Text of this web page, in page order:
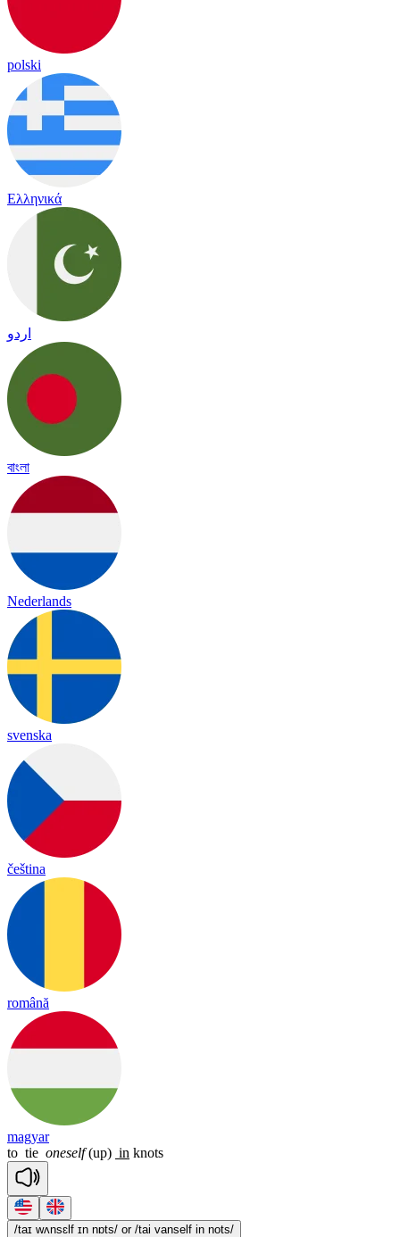
polski
Ελληνικά
اردو
বাংলা
Nederlands
svenska
čeština
română
magyar
to tie oneself (up) in knots
/taɪ wʌnsɛlf ɪn nɒts/ or /tai vanself in nots/